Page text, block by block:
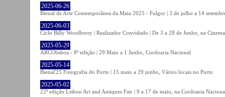
2025-06-26
Bienal de Arte Contemporânea da Maia 2025 - Fulgor | 3 de julho a 14
2025-06-03
Ciclo Billy Woodberry | Realizador Convidado | De 3 a 28 de Junho, na
2025-05-29
ARCOlisboa - 8ª edição | 29 Maio a 1 Junho, Cordoaria Nacional
2025-05-14
Bienal'25 Fotografia do Porto | 15 maio a 29 junho, Vários locais no Porto
2025-05-02
22ª edição Lisbon Art and Antiques Fair | 9 a 17 de maio, na Cordoaria